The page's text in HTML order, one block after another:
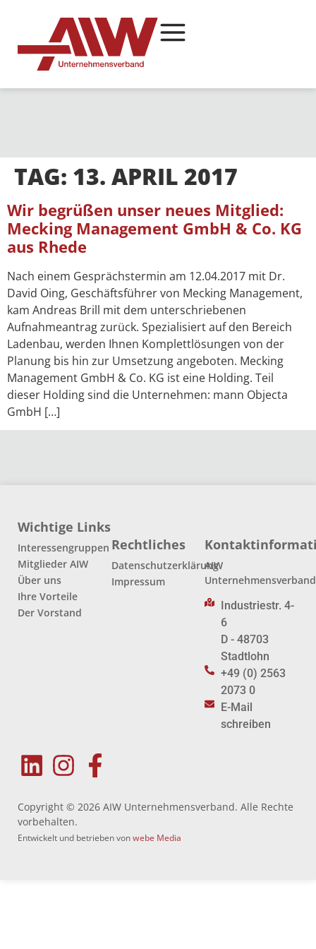
TAG: 13. APRIL 2017
Wir begrüßen unser neues Mitglied:
Mecking Management GmbH & Co. KG
aus Rhede
Nach einem Gesprächstermin am 12.04.2017 mit Dr.
David Oing, Geschäftsführer von Mecking Management,
kam Andreas Brill mit dem unterschriebenen
Aufnahmeantrag zurück. Spezialisiert auf den Bereich
Ladenbau, werden Ihnen Komplettlösungen von der
Planung bis hin zur Umsetzung angeboten. Mecking
Management GmbH & Co. KG ist eine Holding. Teil
dieser Holding sind die Unternehmen: mann Objecta
GmbH […]
Wichtige Links
Interessengruppen
Mitglieder AIW
Über uns
Ihre Vorteile
Der Vorstand
Rechtliches
Datenschutzerklärung
Impressum
AIW
Unternehmensverband
Industriestr. 4-
6
D - 48703
Stadtlohn
+49 (0) 2563
2073 0
E-Mail
schreiben
Copyright © 2026 AIW Unternehmensverband. Alle Rechte
vorbehalten.
Entwickelt und betrieben vonwebe Media